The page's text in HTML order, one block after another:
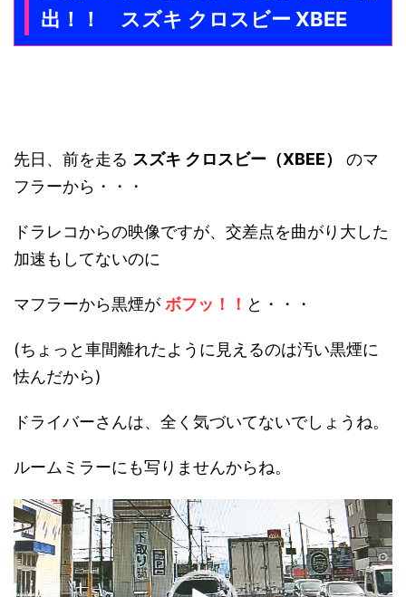
出！！ スズキ クロスビー XBEE
先日、前を走る スズキ クロスビー（XBEE）
のマ
フラーから・・・
ドラレコからの映像ですが、交差点を曲がり大した
加速もしてないのに
マフラーから黒煙が ボフッ！！ と・・・
(ちょっと車間離れたように見えるのは汚い黒煙に
怯んだから)
ドライバーさんは、全く気づいてないでしょうね。
ルームミラーにも写りませんからね。
動
画
プ
レ
ー